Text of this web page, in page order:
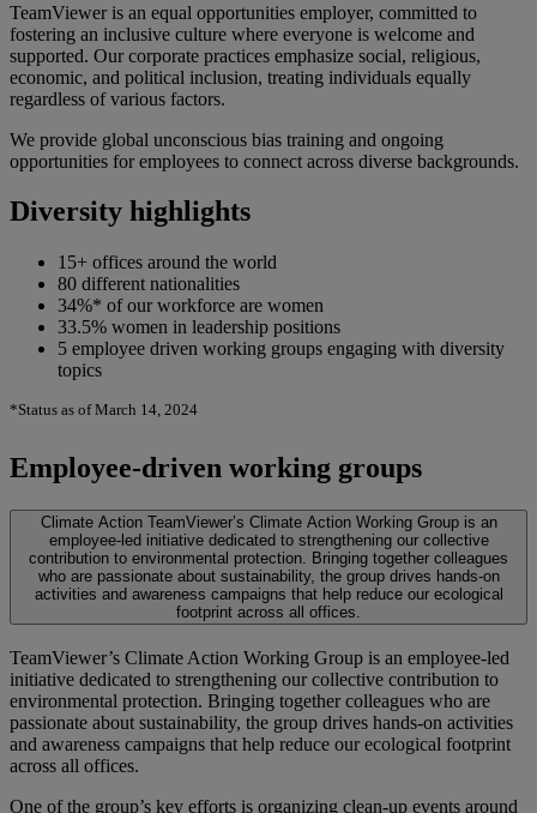
TeamViewer is an equal opportunities employer, committed to
fostering an inclusive culture where everyone is welcome and
supported. Our corporate practices emphasize social, religious,
economic, and political inclusion, treating individuals equally
regardless of various factors.
We provide global unconscious bias training and ongoing
opportunities for employees to connect across diverse backgrounds.
Diversity highlights
15+ offices around the world
80 different nationalities
34%* of our workforce are women
33.5% women in leadership positions
5 employee driven working groups engaging with diversity
topics
*Status as of March 14, 2024
Employee-driven working groups
Climate Action TeamViewer’s Climate Action Working Group is an
employee-led initiative dedicated to strengthening our collective
contribution to environmental protection. Bringing together colleagues
who are passionate about sustainability, the group drives hands-on
activities and awareness campaigns that help reduce our ecological
footprint across all offices.
TeamViewer’s Climate Action Working Group is an employee-led
initiative dedicated to strengthening our collective contribution to
environmental protection. Bringing together colleagues who are
passionate about sustainability, the group drives hands-on activities
and awareness campaigns that help reduce our ecological footprint
across all offices.
One of the group’s key efforts is organizing clean-up events around